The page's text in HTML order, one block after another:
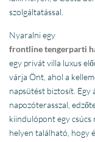
szolgáltatással.
Nyaralni egy
frontline tengerparti
egy privát villa luxus
várja Önt, ahol a
napsütést biztosít. Egy
napozóterasszal,
kiindulópont egy csúcs
helyen található, hogy